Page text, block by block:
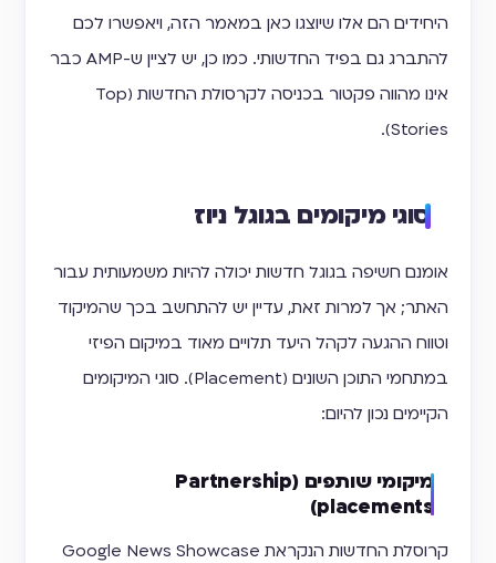
היחידים הם אלו שיוצגו כאן במאמר הזה, ויאפשרו לכם
להתברג גם בפיד החדשותי. כמו כן, יש לציין ש-AMP כבר
אינו מהווה פקטור בכניסה לקרסולת החדשות (Top
Stories).
סוגי מיקומים בגוגל ניוז
אומנם חשיפה בגוגל חדשות יכולה להיות משמעותית עבור
האתר; אך למרות זאת, עדיין יש להתחשב בכך שהמיקוד
וטווח ההגעה לקהל היעד תלויים מאוד במיקום הפיזי
במתחמי התוכן השונים (Placement). סוגי המיקומים
הקיימים נכון להיום:
מיקומי שותפים (Partnership
placements)
קרוסלת החדשות הנקראת Google News Showcase